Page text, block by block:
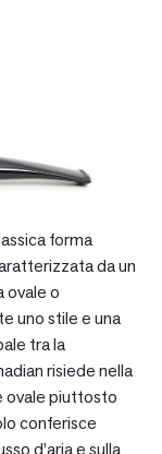
forma
da un
ovale o
uno stile e una
tra la
risiede nella
ovale piuttosto
conferisce
d’aria e sulla